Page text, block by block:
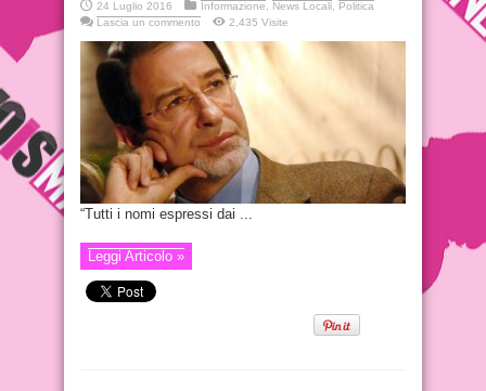
24 Luglio 2016 Informazione News Locali
Politica
Lascia un commento
2,435 Visite
“Tutti i nomi espressi dai ...
Leggi Articolo »